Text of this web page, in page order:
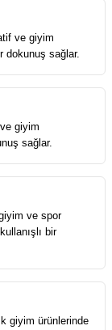
ve giyim
dokunuş sağlar.
giyim
sağlar.
ve spor
bir
giyim ürünlerinde